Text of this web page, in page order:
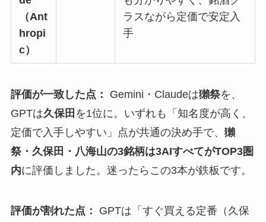
（Ant
hropi
c）
ラスながら定価で安定入
手
評価が一致した点： Gemini・Claudeは獺祭を、
GPTは久保田 を1位に。いずれも「知名度が高く、
定価で入手しやすい」点が共通の決め手で、 獺
祭・久保田・八海山の3銘柄は3AIすべてがTOP3圏
内に評価しました。迷ったらこの3本が鉄板です。
評価が割れた点：
GPTは「すぐ買える定番（久保